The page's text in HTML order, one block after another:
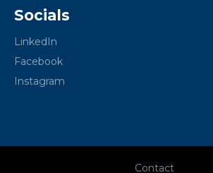
Socials
LinkedIn
Facebook
Instagram
Contact